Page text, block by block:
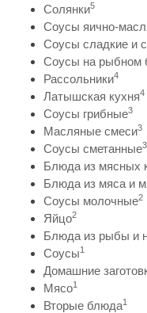
Солянки5
Соусы яично-
Соусы сладкие и
Соусы на рыбном
Рассольники4
Латышская кухня4
Соусы грибные3
Масляные смеси3
Соусы сметанные3
Блюда из мясных
Блюда из мяса и
Соусы молочные2
Яйцо2
Блюда из рыбы и
Соусы1
Домашние
Мясо1
Вторые блюда1